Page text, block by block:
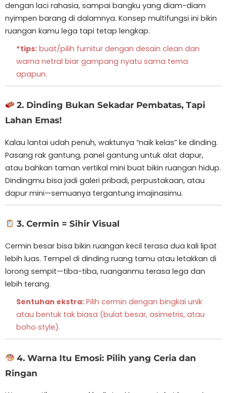
dengan laci rahasia, sampai bangku yang diam-diam
nyimpen barang di dalamnya. Konsep multifungsi ini bikin
ruangan kamu lega tapi tetap lengkap.
*tips:buat/pilih furnitur dengan desain clean dan
warna netral biar gampang nyatu sama tema
apapun.
2. Dinding Bukan Sekadar Pembatas, Tapi
Lahan Emas!
Kalau lantai udah penuh, waktunya “naik kelas” ke dinding.
Pasang rak gantung, panel gantung untuk alat dapur,
atau bahkan taman vertikal mini buat bikin ruangan hidup.
Dindingmu bisa jadi galeri pribadi, perpustakaan, atau
dapur mini—semuanya tergantung imajinasimu.
3. Cermin = Sihir Visual
Cermin besar bisa bikin ruangan kecil terasa dua kali lipat
lebih luas. Tempel di dinding ruang tamu atau letakkan di
lorong sempit—tiba-tiba, ruanganmu terasa lega dan
lebih terang.
Sentuhan ekstra:Pilih cermin dengan bingkai unik
atau bentuk tak biasa (bulat besar, asimetris, atau
boho style).
4. Warna Itu Emosi: Pilih yang Ceria dan
Ringan